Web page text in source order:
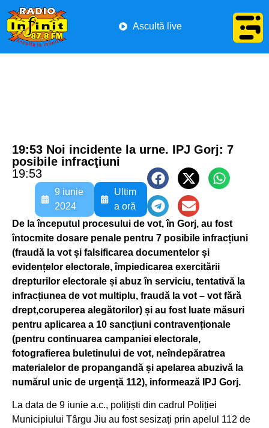
Ascultă live
19:53 Noi incidente la urne. IPJ Gorj: 7
posibile infracţiuni
19:53
9 iunie
2024
Ultim
a oră
De la începutul procesului de vot, în Gorj, au fost
întocmite dosare penale pentru 7 posibile infracțiuni
(fraudă la vot și falsificarea documentelor și
evidențelor electorale, împiedicarea exercitării
drepturilor electorale și abuz în serviciu, tentativă la
infracțiunea de vot multiplu, fraudă la vot – vot fără
drept,coruperea alegătorilor) și au fost luate măsuri
pentru aplicarea a 10 sancțiuni contravenționale
(pentru continuarea campaniei electorale,
fotografierea buletinului de vot, neîndepăratrea
materialelor de propangandă și apelarea abuzivă la
numărul unic de urgență 112), informează IPJ Gorj.
La data de 9 iunie a.c., polițiști din cadrul Poliției
Municipiului Târgu Jiu au fost sesizați prin apelul 112 de